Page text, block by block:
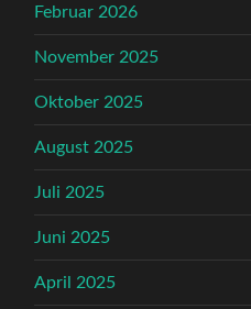
Februar 2026
November 2025
Oktober 2025
August 2025
Juli 2025
Juni 2025
April 2025